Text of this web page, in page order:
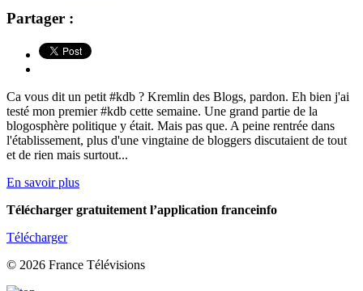
Partager :
Ca vous dit un petit #kdb ? Kremlin des Blogs, pardon. Eh bien j'ai
testé mon premier #kdb cette semaine. Une grand partie de la
blogosphère politique y était. Mais pas que. A peine rentrée dans
l'établissement, plus d'une vingtaine de bloggers discutaient de tout
et de rien mais surtout...
En savoir plus
Télécharger gratuitement l’application franceinfo
Télécharger
© 2026 France Télévisions